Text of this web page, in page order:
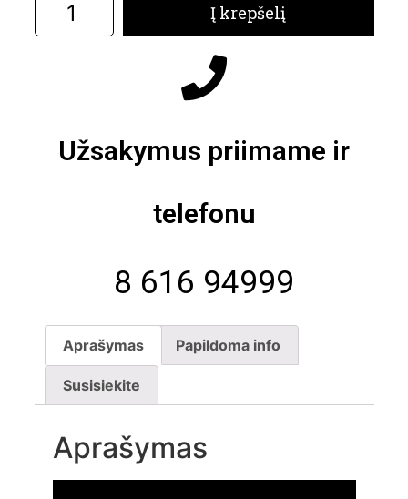
Į krepšelį
Užsakymus priimame ir
telefonu
8 616 94999
Aprašymas Papildoma info
Susisiekite
Aprašymas